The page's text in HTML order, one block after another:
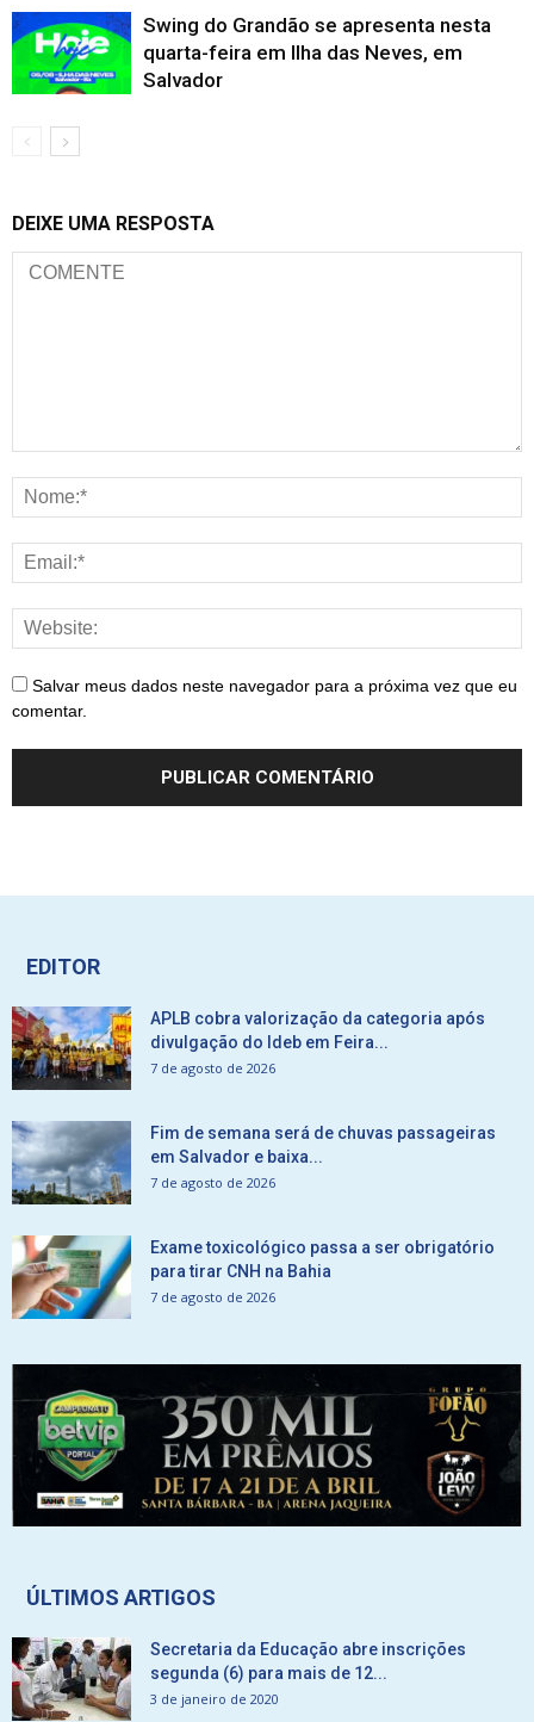
Swing do Grandão se apresenta nesta
quarta-feira em Ilha das Neves, em
Salvador
DEIXE UMA RESPOSTA
Salvar meus dados neste navegador para a próxima vez que eu
comentar.
EDITOR
APLB cobra valorização da categoria após
divulgação do Ideb em Feira...
7 de agosto de 2026
Fim de semana será de chuvas passageiras
em Salvador e baixa...
7 de agosto de 2026
Exame toxicológico passa a ser obrigatório
para tirar CNH na Bahia
7 de agosto de 2026
ÚLTIMOS ARTIGOS
Secretaria da Educação abre inscrições
segunda (6) para mais de 12...
3 de janeiro de 2020